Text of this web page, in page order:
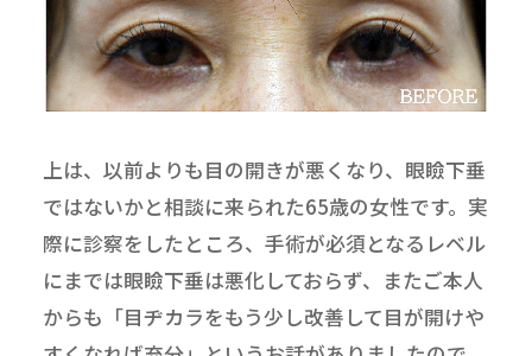
上は、以前よりも目の開きが悪くなり、眼瞼下垂
ではないかと相談に来られた65歳の女性です。実
際に診察をしたところ、手術が必須となるレベル
にまでは眼瞼下垂は悪化しておらず、またご本人
からも「目ヂカラをもう少し改善して目が開けや